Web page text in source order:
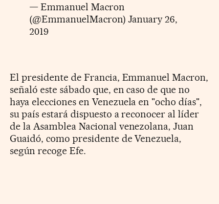
— Emmanuel Macron
(@EmmanuelMacron) January 26,
2019
El presidente de Francia, Emmanuel Macron,
señaló este sábado que, en caso de que no
haya elecciones en Venezuela en "ocho días",
su país estará dispuesto a reconocer al líder
de la Asamblea Nacional venezolana, Juan
Guaidó, como presidente de Venezuela,
según recoge Efe.